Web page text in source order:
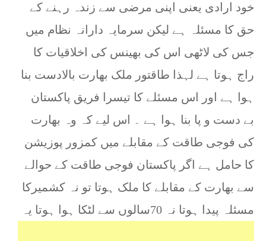
خود ارادی یعنی اپنی مرضی سے زندہ رہنے کے
حق کا مسئلہ ہے لیکن سرمایہ دارانہ نظام میں
جس کی لاٹھی اس کی بھینس کی اخلاقیات کا
راج ہوتا ہے لہذا طاقتور ملک بھارت بالادست بنا
ہوا ہے اور اس مسئلے کا تیسرا فریق پاکستان
بے دست و پا بنا ہوا ہے ۔ اس لیے کہ وہ بھارت
کی فوجی طاقت کے مقابلے میں کمزور پوزیشن
کا حامل ہے اگر پاکستان فوجی طاقت کے حوالے
سے بھارت کے مقابلے کا ملک ہوتا تو نہ کشمیرکا
مسئلہ پیدا ہوتا نہ 70سالوں سے لٹکا ہوا ہوتا یہ